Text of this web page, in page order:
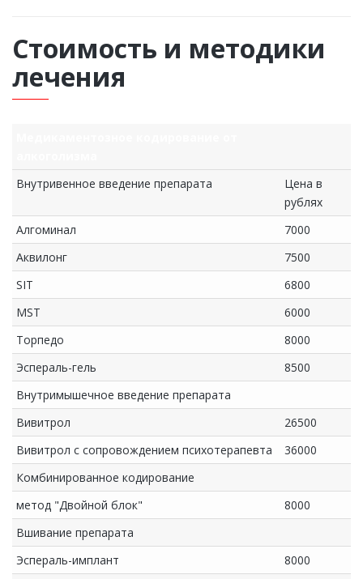
Стоимость и методики
лечения
Внутривенное введение препарата
Цена в
рублях
Алгоминал
7000
Аквилонг
7500
SIT
6800
MST
6000
Торпедо
8000
Эспераль-гель
8500
Внутримышечное введение препарата
Вивитрол
26500
Вивитрол с сопровождением психотерапевта
36000
Комбинированное кодирование
метод "Двойной блок"
8000
Вшивание препарата
Эспераль-имплант
8000